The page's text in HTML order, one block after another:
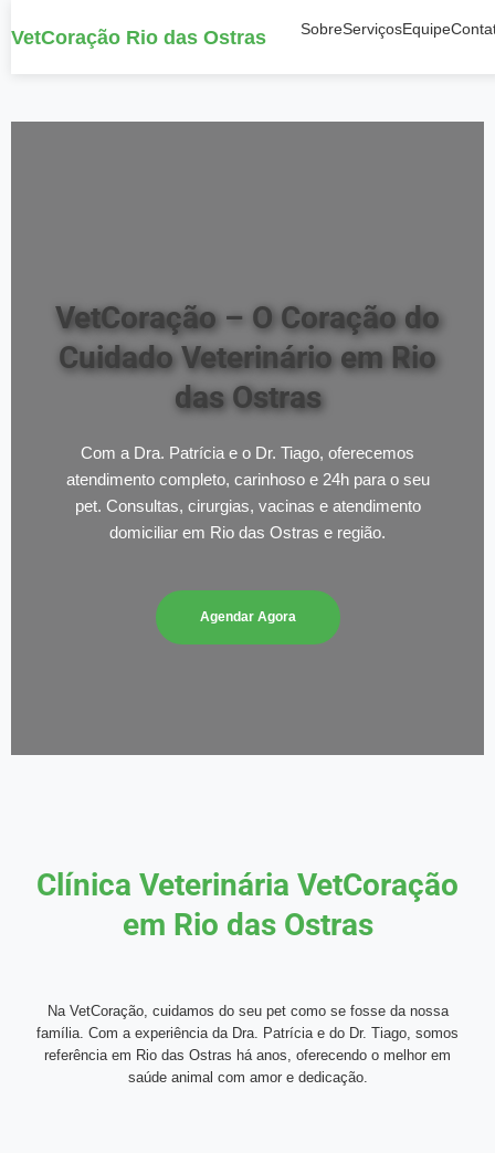
VetCoração Rio das Ostras SobreServiçosEquipe
VetCoração – O Coração do
Cuidado Veterinário em Rio
das Ostras
Com a Dra. Patrícia e o Dr. Tiago, oferecemos
atendimento completo, carinhoso e 24h para o seu
pet. Consultas, cirurgias, vacinas e atendimento
domiciliar em Rio das Ostras e região.
Agendar Agora
Clínica Veterinária VetCoração
em Rio das Ostras
Na VetCoração, cuidamos do seu pet como se fosse da nossa
família. Com a experiência da Dra. Patrícia e do Dr. Tiago, somos
referência em Rio das Ostras há anos, oferecendo o melhor em
saúde animal com amor e dedicação.